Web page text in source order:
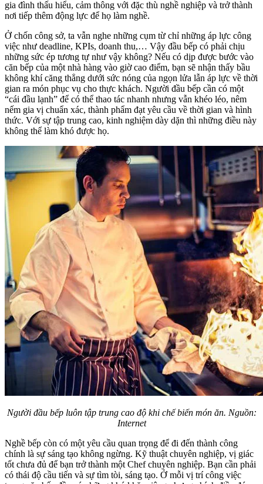
gia đình thấu hiểu, cảm thông với đặc thù nghề nghiệp và trở thành
nơi tiếp thêm động lực để họ làm nghề.
Ở chốn công sở, ta vẫn nghe những cụm từ chỉ những áp lực công
việc như deadline, KPIs, doanh thu,… Vậy đầu bếp có phải chịu
những sức ép tương tự như vậy không? Nếu có dịp được bước vào
căn bếp của một nhà hàng vào giờ cao điểm, bạn sẽ nhận thấy bầu
không khí căng thẳng dưới sức nóng của ngọn lửa lẫn áp lực về thời
gian ra món phục vụ cho thực khách. Người đầu bếp cần có một
“cái đầu lạnh” để có thể thao tác nhanh nhưng vẫn khéo léo, nêm
nếm gia vị chuẩn xác, thành phẩm đạt yêu cầu về thời gian và hình
thức. Với sự tập trung cao, kinh nghiệm dày dặn thì những điều này
không thể làm khó được họ.
Người đầu bếp luôn tập trung cao độ khi chế biến món ăn. Nguồn:
Internet
Nghề bếp còn có một yêu cầu quan trọng để đi đến thành công
chính là sự sáng tạo không ngừng. Kỹ thuật chuyên nghiệp, vị giác
tốt chưa đủ để bạn trở thành một Chef chuyên nghiệp. Bạn cần phải
có thái độ cầu tiến và sự tìm tòi, sáng tạo. Ở mỗi vị trí công việc